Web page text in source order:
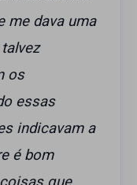
me dava uma
os
essas
indicavam a
é bom